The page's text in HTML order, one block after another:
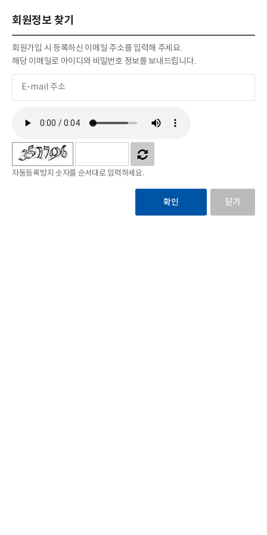
회원정보 찾기
회원가입 시 등록하신 이메일 주소를 입력해 주세요.
해당 이메일로 아이디와 비밀번호 정보를 보내드립니다.
자동등록방지 숫자를 순서대로 입력하세요.
닫기